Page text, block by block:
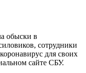
обыски в
сотрудники
для своих
сайте СБУ.